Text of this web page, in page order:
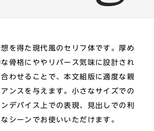
を得た現代風のセリフ体です。厚め
骨格にややリバース気味に設計され
わせることで、本文組版に適度な親
ンスを与えます。小さなサイズでの
デバイス上での表現、見出しでの利
シーンでお使いいただけます。